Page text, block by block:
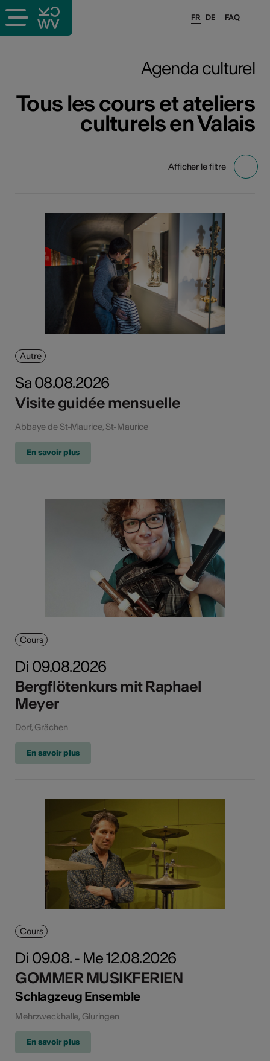
FAQ
FR DE
Agenda culturel
Tous les cours et ateliers
culturels en Valais
Afficher le filtre
Autre
Sa 08.08.2026
Visite guidée mensuelle
Abbaye de St-Maurice, St-Maurice
En savoir plus
Cours
Di 09.08.2026
Bergflötenkurs mit Raphael
Meyer
Dorf, Grächen
En savoir plus
Cours
Di 09.08. - Me 12.08.2026
GOMMER MUSIKFERIEN
Schlagzeug Ensemble
Mehrzweckhalle, Gluringen
En savoir plus